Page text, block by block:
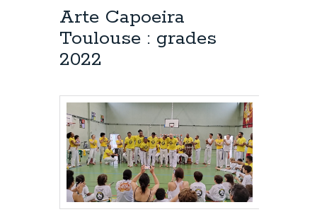
Arte Capoeira
Toulouse : grades
2022